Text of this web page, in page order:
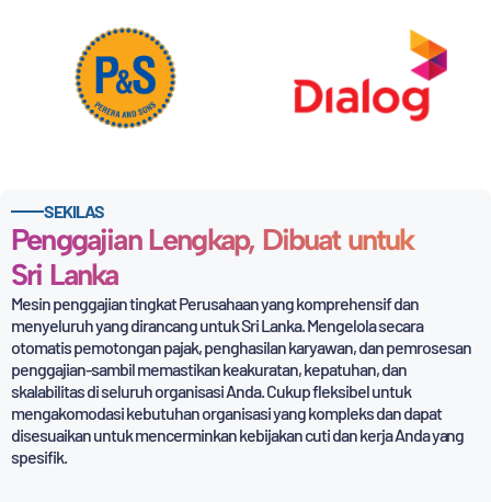
SEKILAS
Penggajian Lengkap, Dibuat untuk
Sri Lanka
Mesin penggajian tingkat Perusahaan yang komprehensif dan
menyeluruh yang dirancang untuk Sri Lanka. Mengelola secara
otomatispemotongan pajak, penghasilan karyawan, dan pemrosesan
penggajian-sambil memastikan keakuratan, kepatuhan, dan
skalabilitas di seluruh organisasi Anda. Cukup fleksibel untuk
mengakomodasi kebutuhan organisasi yang kompleks dandapat
disesuaikan untuk mencerminkan kebijakan cuti dan kerja Anda yang
spesifik.